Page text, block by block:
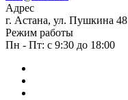
Адрес
г. Астана, ул. Пушкина 48
Режим работы
Пн - Пт: с 9:30 до 18:00